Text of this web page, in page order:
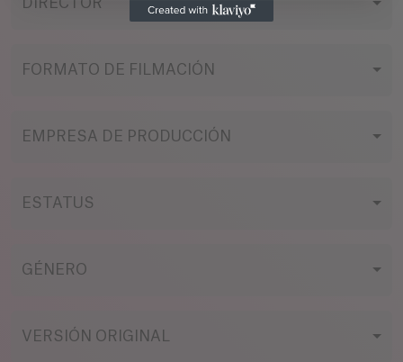
DIRECTOR
FORMATO DE FILMACIÓN
EMPRESA DE PRODUCCIÓN
ESTATUS
GÉNERO
VERSIÓN ORIGINAL